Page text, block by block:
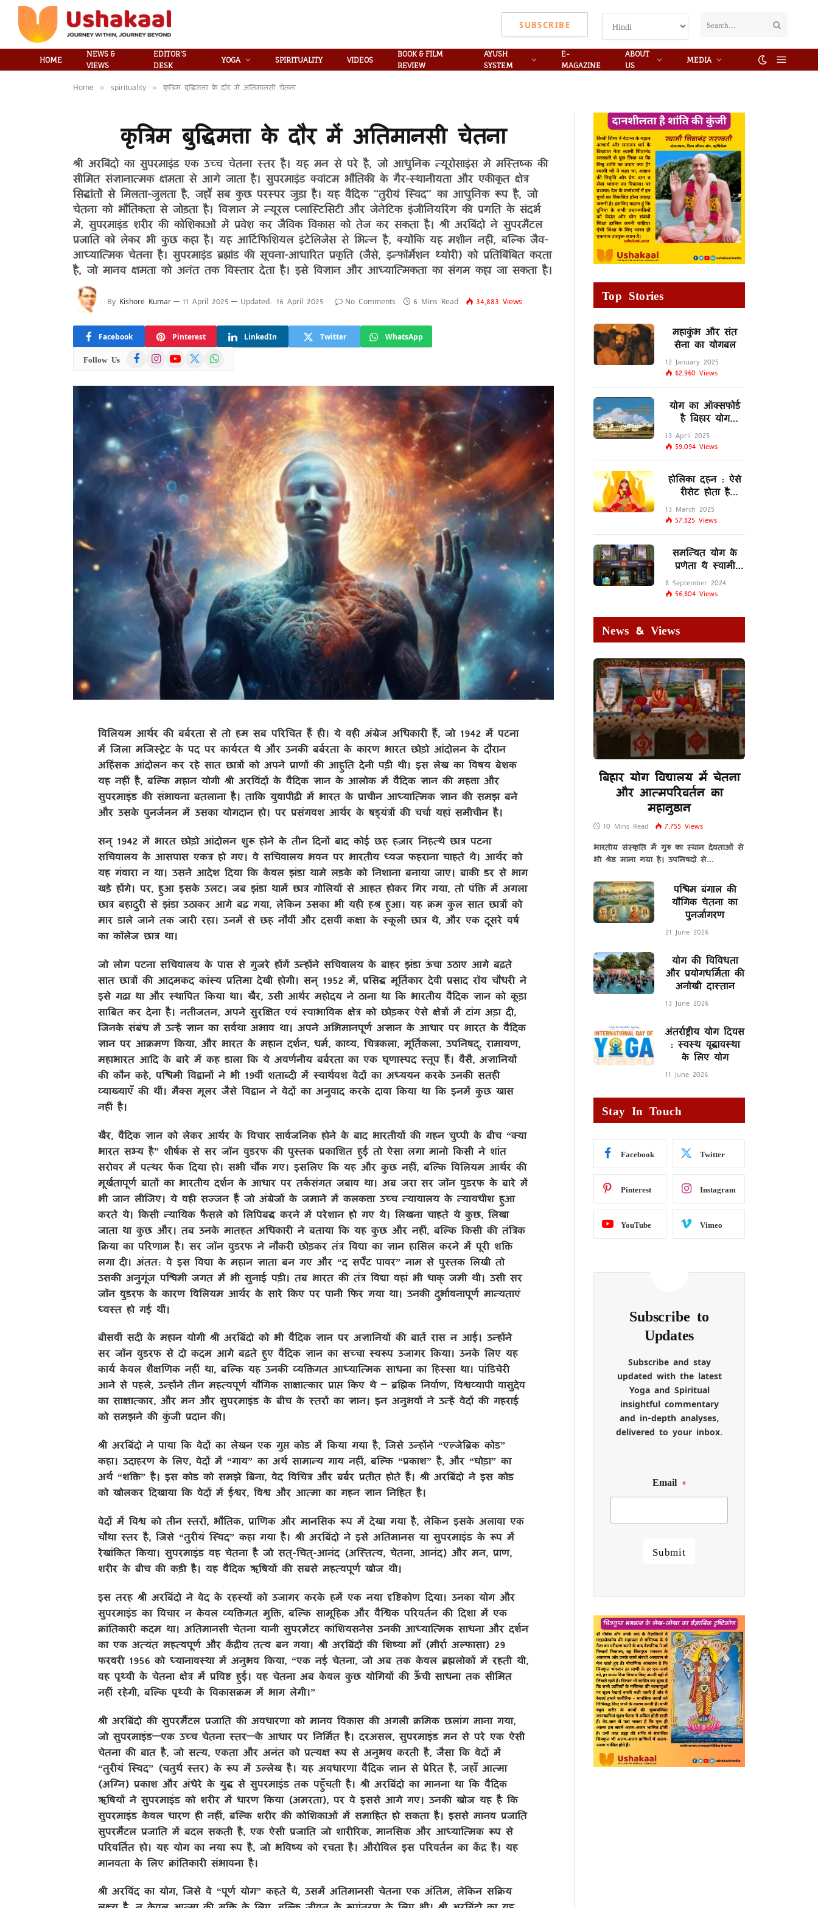
SUBSCRIBE
HOME
NEWS &
VIEWS
EDITOR’S
DESK
YOGA SPIRITUALITY VIDEOS
BOOK & FILM
REVIEW
AYUSH
SYSTEM
E-
MAGAZINE
ABOUT
US
MEDIA
Home » spirituality » कृत्रिम बुद्धिमत्ता के दौर में अतिमानसी चेतना
कृत्रिम बुद्धिमत्ता के दौर में अतिमानसी चेतना
श्री अरबिंदो का सुपरमाइंड एक उच्च चेतना स्तर है। यह मन से परे है, जो आधुनिक न्यूरोसाइंस में मस्तिष्क की
सीमित संज्ञानात्मक क्षमता से आगे जाता है। सुपरमाइंड क्वांटम भौतिकी के गैर-स्थानीयता और एकीकृत क्षेत्र
सिद्धांतों से मिलता-जुलता है, जहाँ सब कुछ परस्पर जुड़ा है। यह वैदिक “तुरीयं स्विद” का आधुनिक रूप है, जो
चेतना को भौतिकता से जोड़ता है। विज्ञान में न्यूरल प्लास्टिसिटी और जेनेटिक इंजीनियरिंग की प्रगति के संदर्भ
में, सुपरमाइंड शरीर की कोशिकाओं में प्रवेश कर जैविक विकास को तेज कर सकता है। श्री अरबिंदो ने सुपरमैंटल
प्रजाति को लेकर भी कुछ कहा है। यह आर्टिफिशियल इंटेलिजेंस से भिन्न है, क्योंकि यह मशीन नहीं, बल्कि जैव-
आध्यात्मिक चेतना है। सुपरमाइंड ब्रह्मांड की सूचना-आधारित प्रकृति (जैसे, इन्फॉर्मेशन थ्योरी) को प्रतिबिंबित करता
है, जो मानव क्षमता को अनंत तक विस्तार देता है। इसे विज्ञान और आध्यात्मिकता का संगम कहा जा सकता है।
By Kishore Kumar 11 April 2025 Updated: 16 April 2025 No Comments 6 Mins Read 34,883 Views
Facebook Pinterest LinkedIn Twitter WhatsApp
Follow Us FacebookInstagramYouTube
X
(Twitter)
WhatsApp
विलियम आर्थर की बर्बरता से तो हम सब परिचित हैं ही। ये वही अंग्रेज अधिकारी हैं, जो 1942 में पटना
में जिला मजिस्ट्रेट के पद पर कार्यरत थे और उनकी बर्बरता के कारण भारत छोड़ो आंदोलन के दौरान
अहिंसक आंदोलन कर रहे सात छात्रों को अपने प्राणों की आहुति देनी पड़ी थी। इस लेख का विषय बेशक
यह नहीं है, बल्कि महान योगी श्री अरविंदों के वैदिक ज्ञान के आलोक में वैदिक ज्ञान की महत्ता और
सुपरमाइंड की संभावना बतलाना है। ताकि युवापीढ़ी में भारत के प्राचीन आध्यात्मिक ज्ञान की समझ बने
और उसके पुनर्जनन में उसका योगदान हो। पर प्रसंगवश आर्थर के षड्यंत्रों की चर्चा यहां समीचीन है।
सन् 1942 में भारत छोड़ो आंदोलन शुरू होने के तीन दिनों बाद कोई छह हज़ार निहत्थे छात्र पटना
सचिवालय के आसपास एकत्र हो गए। वे सचिवालय भवन पर भारतीय ध्वज फहराना चाहते थे। आर्थर को
यह गंवारा न था। उसने आदेश दिया कि केवल झंडा थामे लड़के को निशाना बनाया जाए। बाकी डर से भाग
खड़े होंगे। पर, हुआ इसके उलट। जब झंडा थामें छात्र गोलियों से आहत होकर गिर गया, तो पंक्ति में अगला
छात्र बहादुरी से झंडा उठाकर आगे बढ़ गया, लेकिन उसका भी यही हश्र हुआ। यह क्रम कुल सात छात्रों को
मार डाले जाने तक जारी रहा। उनमें से छह नौवीं और दसवीं कक्षा के स्कूली छात्र थे, और एक दूसरे वर्ष
का कॉलेज छात्र था।
जो लोग पटना सचिवालय के पास से गुजरे होंगें उन्होंने सचिवालय के बाहर झंडा ऊंचा उठाए आगे बढ़ते
सात छात्रों की आदमकद कांस्य प्रतिमा देखी होगी। सन् 1952 में, प्रसिद्ध मूर्तिकार देवी प्रसाद रॉय चौधरी ने
इसे गढ़ा था और स्थापित किया था। खैर, उसी आर्थर महोदय ने ठाना था कि भारतीय वैदिक ज्ञान को कूड़ा
साबित कर देना है। नतीजतन, अपने सुरक्षित एवं स्वाभाविक क्षेत्र को छोड़कर ऐसे क्षेत्रों में टांग अड़ा दी,
जिनके संबंध में उन्हें ज्ञान का सर्वथा अभाव था। अपने अभिमानपूर्ण अज्ञान के आधार पर भारत के वैदिक
ज्ञान पर आक्रमण किया, और भारत के महान दर्शन, धर्म, काव्य, चित्रकला, मूर्तिकला, उपनिषद्, रामायण,
महाभारत आदि के बारे में कह डाला कि ये अवर्णनीय बर्बरता का एक घृणास्पद स्तूप हैं। वैसै, अज्ञानियों
की कौन कहे, पश्चिमी विद्वानों ने भी 19वीं शताब्दी में स्वार्थवश वेदों का अध्ययन करके उनकी सतही
व्याख्याएँ की थीं। मैक्स मूलर जैसे विद्वान ने वेदों का अनुवाद करके दावा किया था कि इनमें कुछ खास
नहीं है।
खैर, वैदिक ज्ञान को लेकर आर्थर के विचार सार्वजनिक होने के बाद भारतीयों की गहन चुप्पी के बीच “क्या
भारत सभ्य है” शीर्षक से सर जॉन वुडरफ की पुस्तक प्रकाशित हुई तो ऐसा लगा मानो किसी ने शांत
सरोवर में पत्थर फेंक दिया हो। सभी चौंक गए। इसलिए कि यह और कुछ नहीं, बल्कि विलियम आर्थर की
मूर्खतापूर्ण बातों का भारतीय दर्शन के आधार पर तर्कसंगत जबाव था। अब जरा सर जॉन वुडरफ के बारे में
भी जान लीजिए। ये वही सज्जन हैं जो अंग्रेजों के जमाने में कलकत्ता उच्च न्यायालय के न्यायधीश हुआ
करते थे। किसी न्यायिक फैसले को लिपिबद्ध करने में परेशान हो गए थे। लिखना चाहते थे कुछ, लिखा
जाता था कुछ और। तब उनके मातहत अधिकारी ने बताया कि यह कुछ और नहीं, बल्कि किसी की तंत्रिक
क्रिया का परिणाम है। सर जॉन वुडरफ ने नौकरी छोड़कर तंत्र विद्या का ज्ञान हासिल करने में पूरी शक्ति
लगा दी। अंतत: वे इस विद्या के महान ज्ञाता बन गए और “द सर्पेंट पावर” नाम से पुस्तक लिखी तो
उसकी अनुगूंज पश्चिमी जगत में भी सुनाई पड़ी। तब भारत की तंत्र विद्या वहां भी धाक् जमी थी। उसी सर
जॉन वुडरफ के कारण विलियम आर्थर के सारे किए पर पानी फिर गया था। उनकी दुर्भावनापूर्ण मान्यताएं
ध्वस्त हो गई थीं।
बीसवीं सदी के महान योगी श्री अरबिंदो को भी वैदिक ज्ञान पर अज्ञानियों की बातें रास न आई। उन्होंने
सर जॉन वुडरफ से दो कदम आगे बढ़ते हुए वैदिक ज्ञान का सच्चा स्वरूप उजागर किया। उनके लिए यह
कार्य केवल शैक्षणिक नहीं था, बल्कि यह उनकी व्यक्तिगत आध्यात्मिक साधना का हिस्सा था। पांडिचेरी
आने से पहले, उन्होंने तीन महत्वपूर्ण यौगिक साक्षात्कार प्राप्त किए थे – ब्रह्मिक निर्वाण, विश्वव्यापी वासुदेव
का साक्षात्कार, और मन और सुपरमाइंड के बीच के स्तरों का ज्ञान। इन अनुभवों ने उन्हें वेदों की गहराई
को समझने की कुंजी प्रदान की।
श्री अरबिंदो ने पाया कि वेदों का लेखन एक गुप्त कोड में किया गया है, जिसे उन्होंने “एल्जेब्रिक कोड”
कहा। उदाहरण के लिए, वेदों में “गाय” का अर्थ सामान्य गाय नहीं, बल्कि “प्रकाश” है, और “घोड़ा” का
अर्थ “शक्ति” है। इस कोड को समझे बिना, वेद विचित्र और बर्बर प्रतीत होते हैं। श्री अरबिंदो ने इस कोड
को खोलकर दिखाया कि वेदों में ईश्वर, विश्व और आत्मा का गहन ज्ञान निहित है।
वेदों में विश्व को तीन स्तरों, भौतिक, प्राणिक और मानसिक रूप में देखा गया है, लेकिन इसके अलावा एक
चौथा स्तर है, जिसे “तुरीयं स्विद” कहा गया है। श्री अरबिंदो ने इसे अतिमानस या सुपरमाइंड के रूप में
रेखांकित किया। सुपरमाइंड वह चेतना है जो सत्-चित्-आनंद (अस्तित्व, चेतना, आनंद) और मन, प्राण,
शरीर के बीच की कड़ी है। यह वैदिक ऋषियों की सबसे महत्वपूर्ण खोज थी।
इस तरह श्री अरबिंदो ने वेद के रहस्यों को उजागर करके हमें एक नया दृष्टिकोण दिया। उनका योग और
सुपरमाइंड का विचार न केवल व्यक्तिगत मुक्ति, बल्कि सामूहिक और वैश्विक परिवर्तन की दिशा में एक
क्रांतिकारी कदम था। अतिमानसी चेतना यानी सुपरमेंटर कांशियसनेस उनकी आध्यात्मिक साधना और दर्शन
का एक अत्यंत महत्वपूर्ण और केंद्रीय तत्व बन गया। श्री अरबिंदों की शिष्या माँ (मीर्रा अल्फासा) 29
फरवरी 1956 को ध्यानावस्था में अनुभव किया, “एक नई चेतना, जो अब तक केवल ब्रह्मलोकों में रहती थी,
वह पृथ्वी के चेतना क्षेत्र में प्रविष्ट हुई। वह चेतना अब केवल कुछ योगियों की ऊँची साधना तक सीमित
नहीं रहेगी, बल्कि पृथ्वी के विकासक्रम में भाग लेगी।”
श्री अरबिंदो की सुपरमैंटल प्रजाति की अवधारणा को मानव विकास की अगली क्रमिक छलांग माना गया,
जो सुपरमाइंड—एक उच्च चेतना स्तर—के आधार पर निर्मित है। दरअसल, सुपरमाइंड मन से परे एक ऐसी
चेतना की बात है, जो सत्य, एकता और अनंत को प्रत्यक्ष रूप से अनुभव करती है, जैसा कि वेदों में
“तुरीयं स्विद” (चतुर्थ स्तर) के रूप में उल्लेख है। यह अवधारणा वैदिक ज्ञान से प्रेरित है, जहाँ आत्मा
(अग्नि) प्रकाश और अंधेरे के युद्ध से सुपरमाइंड तक पहुँचती है। श्री अरबिंदो का मानना था कि वैदिक
ऋषियों ने सुपरमाइंड को शरीर में धारण किया (अमरता), पर वे इससे आगे गए। उनकी खोज यह है कि
सुपरमाइंड केवल धारण ही नहीं, बल्कि शरीर की कोशिकाओं में समाहित हो सकता है। इससे मानव प्रजाति
सुपरमैंटल प्रजाति में बदल सकती है, एक ऐसी प्रजाति जो शारीरिक, मानसिक और आध्यात्मिक रूप से
परिवर्तित हो। यह योग का नया रूप है, जो भविष्य को रचता है। औरोविल इस परिवर्तन का केंद्र है। यह
मानवता के लिए क्रांतिकारी संभावना है।
श्री अरविंद का योग, जिसे वे “पूर्ण योग” कहते थे, उसमें अतिमानसी चेतना एक अंतिम, लेकिन सक्रिय
Top Stories
महाकुंभ और संत
सेना का योगबल
12 January 2025
62,960 Views
योग का ऑक्सफोर्ड
है बिहार योग
विद्यालय
13 April 2025
59,094 Views
होलिका दहन : ऐसे
रीसेट होता है
मस्तिष्क का
लिम्बिक सिस्टम
13 March 2025
57,825 Views
समन्वित योग के
प्रणेता थे स्वामी
शिवानंद सरस्वती
8 September 2024
56,804 Views
News & Views
बिहार योग विद्यालय में चेतना
और आत्मपरिवर्तन का
महानुष्ठान
10 Mins Read 7,755 Views
भारतीय संस्कृति में गुरु का स्थान देवताओं से
भी श्रेष्ठ माना गया है। उपनिषदों से…
पश्चिम बंगाल की
यौगिक चेतना का
पुनर्जागरण
21 June 2026
योग की विविधता
और प्रयोगधर्मिता की
अनोखी दास्तान
13 June 2026
अंतर्राष्ट्रीय योग दिवस
: स्वस्थ वृद्धावस्था
के लिए योग
11 June 2026
Stay In Touch
Facebook Twitter
Pinterest Instagram
YouTube Vimeo
Subscribe to
Updates
Subscribe and stay
updated with the latest
Yoga and Spiritual
insightful commentary
and in-depth analyses,
delivered to your inbox.
Email *
Submit